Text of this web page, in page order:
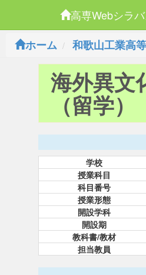
高専Webシラ
ホーム
和歌山工業高
海外異文
（留学）
学校
授業科目
科目番号
授業形態
開設学科
開設期
教科書/教材
担当教員